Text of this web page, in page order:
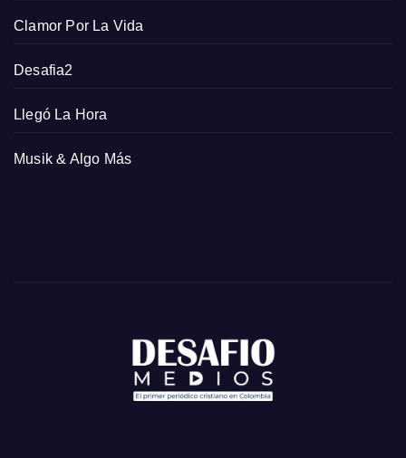
Clamor Por La Vida
Desafia2
Llegó La Hora
Musik & Algo Más